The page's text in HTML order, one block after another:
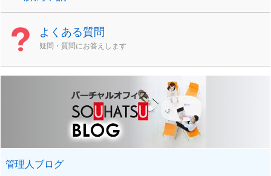
よくある質問
疑問・質問にお答えします
管理人ブログ